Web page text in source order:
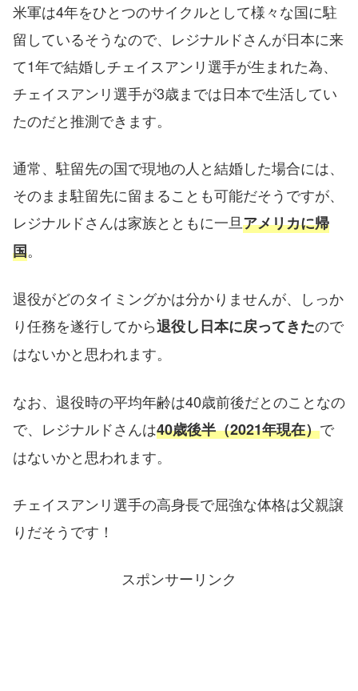
米軍は4年をひとつのサイクルとして様々な国に駐
留しているそうなので、レジナルドさんが日本に来
て1年で結婚しチェイスアンリ選手が生まれた為、
チェイスアンリ選手が3歳までは日本で生活してい
たのだと推測できます。
通常、駐留先の国で現地の人と結婚した場合には、
そのまま駐留先に留まることも可能だそうですが、
レジナルドさんは家族とともに一旦アメリカに帰
国。
退役がどのタイミングかは分かりませんが、しっか
り任務を遂行してから退役し日本に戻ってきたので
はないかと思われます。
なお、退役時の平均年齢は40歳前後だとのことなの
で、レジナルドさんは40歳後半（2021年現在）で
はないかと思われます。
チェイスアンリ選手の高身長で屈強な体格は父親譲
りだそうです！
スポンサーリンク